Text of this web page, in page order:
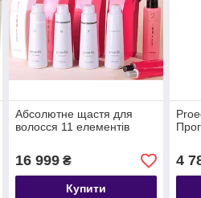
Абсолютне щастя для
волосся 11 елементів
16 999₴
Купити
4